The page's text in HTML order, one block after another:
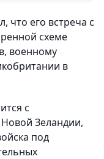
что его встреча с
схеме
военному
в
с
Зеландии,
под